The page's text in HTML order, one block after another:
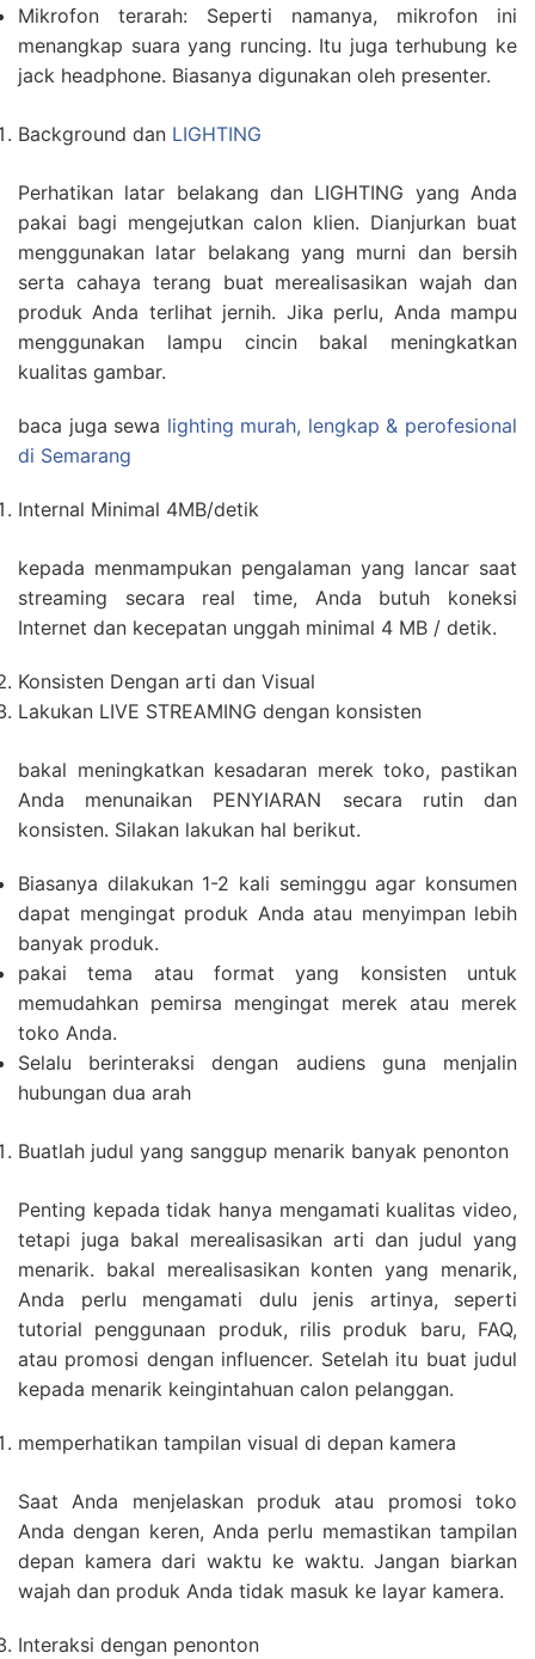
Mikrofon terarah: Seperti namanya, mikrofon ini
menangkap suara yang runcing. Itu juga terhubung ke
jack headphone. Biasanya digunakan oleh presenter.
Background dan LIGHTING
Perhatikan latar belakang dan LIGHTING yang Anda
pakai bagi mengejutkan calon klien. Dianjurkan buat
menggunakan latar belakang yang murni dan bersih
serta cahaya terang buat merealisasikan wajah dan
produk Anda terlihat jernih. Jika perlu, Anda mampu
menggunakan lampu cincin bakal meningkatkan
kualitas gambar.
baca juga sewa lighting murah, lengkap & perofesional
di Semarang
Internal Minimal 4MB/detik
kepada menmampukan pengalaman yang lancar saat
streaming secara real time, Anda butuh koneksi
Internet dan kecepatan unggah minimal 4 MB / detik.
Konsisten Dengan arti dan Visual
Lakukan LIVE STREAMING dengan konsisten
bakal meningkatkan kesadaran merek toko, pastikan
Anda menunaikan PENYIARAN secara rutin dan
konsisten. Silakan lakukan hal berikut.
Biasanya dilakukan 1-2 kali seminggu agar konsumen
dapat mengingat produk Anda atau menyimpan lebih
banyak produk.
pakai tema atau format yang konsisten untuk
memudahkan pemirsa mengingat merek atau merek
toko Anda.
Selalu berinteraksi dengan audiens guna menjalin
hubungan dua arah
Buatlah judul yang sanggup menarik banyak penonton
Penting kepada tidak hanya mengamati kualitas video,
tetapi juga bakal merealisasikan arti dan judul yang
menarik. bakal merealisasikan konten yang menarik,
Anda perlu mengamati dulu jenis artinya, seperti
tutorial penggunaan produk, rilis produk baru, FAQ,
atau promosi dengan influencer. Setelah itu buat judul
kepada menarik keingintahuan calon pelanggan.
memperhatikan tampilan visual di depan kamera
Saat Anda menjelaskan produk atau promosi toko
Anda dengan keren, Anda perlu memastikan tampilan
depan kamera dari waktu ke waktu. Jangan biarkan
wajah dan produk Anda tidak masuk ke layar kamera.
Interaksi dengan penonton